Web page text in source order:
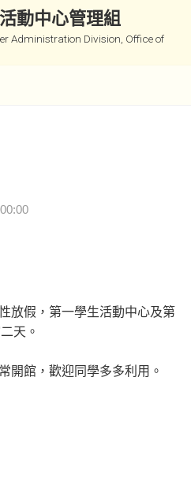
動中心管理組
Administration Division, Office of
放假，第一學生活動中心及第
天。
開館，歡迎同學多多利用。